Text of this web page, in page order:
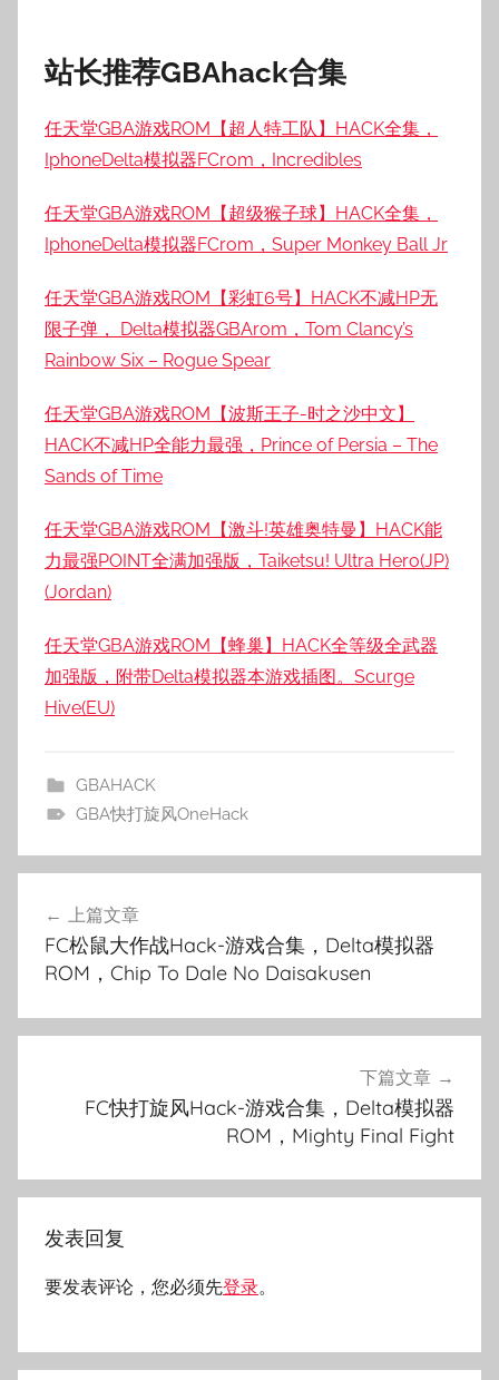
站长推荐GBAhack合集
任天堂GBA游戏ROM【超人特工队】HACK全集，
IphoneDelta模拟器FCrom，Incredibles
任天堂GBA游戏ROM【超级猴子球】HACK全集，
IphoneDelta模拟器FCrom，Super Monkey Ball Jr
任天堂GBA游戏ROM【彩虹6号】HACK不减HP无
限子弹， Delta模拟器GBArom，Tom Clancy’s
Rainbow Six – Rogue Spear
任天堂GBA游戏ROM【波斯王子-时之沙中文】
HACK不减HP全能力最强，Prince of Persia – The
Sands of Time
任天堂GBA游戏ROM【激斗!英雄奥特曼】HACK能
力最强POINT全满加强版，Taiketsu! Ultra Hero(JP)
(Jordan)
任天堂GBA游戏ROM【蜂巢】HACK全等级全武器
加强版，附带Delta模拟器本游戏插图。Scurge
Hive(EU)
GBAHACK
GBA快打旋风OneHack
航
上篇文章
FC松鼠大作战Hack-游戏合集，Delta模拟器
ROM，Chip To Dale No Daisakusen
下篇文章
FC快打旋风Hack-游戏合集，Delta模拟器
ROM，Mighty Final Fight
发表回复
要发表评论，您必须先登录。